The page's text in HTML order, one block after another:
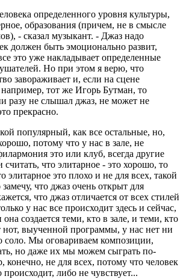
определенного уровня культуры,
образования (причем, не в смысле
- сказал музыкант. - Джаз надо
должен быть эмоционально развит,
это уже накладывает определенные
Но при этом я верю, что
завораживает и, если на сцене
тот же Игорь Бутман, то
разу не слышал джаз, не может не
прекрасно.
популярный, как все остальные, но,
потому что у нас в зале, не
это или клуб, всегда другие
что элитарное - это хорошо, то
элитарное это плохо и не для всех, такой
что джаз очень открыт для
что джаз отличается от всех стилей
у нас все происходит здесь и сейчас,
она создается теми, кто в зале, и теми, кто
нот, выученной программы, у нас нет ни
соло. Мы оговариваем композиции,
но даже их мы можем сыграть по-
конечно, не для всех, потому что человек
происходит, либо не чувствует...